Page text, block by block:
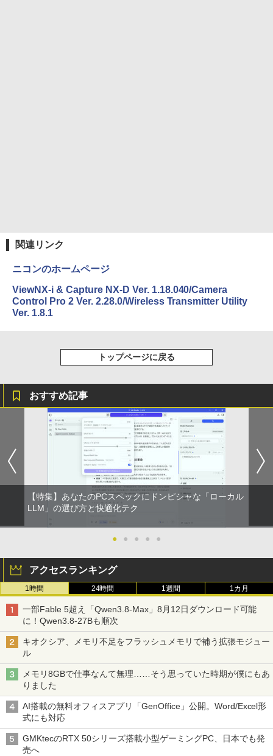
関連リンク
ニコンのホームページ
ViewNX-i & Capture NX-D Ver. 1.18.040/Camera
Control Pro 2 Ver. 2.28.0/Wireless Transmitter Utility
Ver. 1.8.1
トップページに戻る
おすすめ記事
【特集】あなたのPCスペックにドンピシャな「ローカル
LLM」の選び方と快適化テク
● ● ● ● ●
アクセスランキング
1時間 24時間 1週間 1カ月
一部Fable 5超え「Qwen3.8-Max」8月12日ダウンロード可能
に！Qwen3.8-27Bも順次
キオクシア、メモリ不足をフラッシュメモリで補う拡張モジュー
ル
メモリ8GBで仕事なんて無理……そう思っていた時期が僕にもあ
りました
AI搭載の無料オフィスアプリ「GenOffice」公開。Word/Excel形
式にも対応
GMKtecのRTX 50シリーズ搭載小型ゲーミングPC、日本でも発
売へ